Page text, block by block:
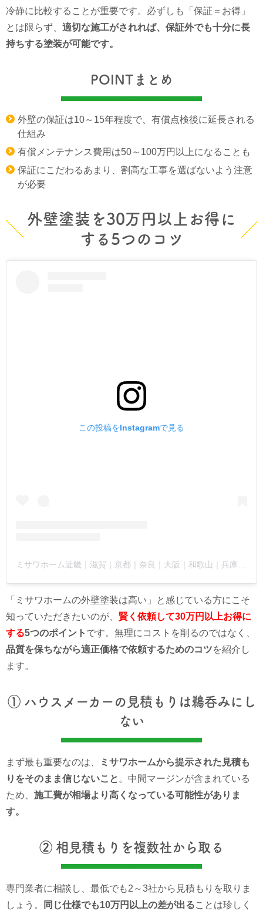
冷静に比較することが重要です。必ずしも「保証＝お得」
とは限らず、 適切な施工がされれば、保証外でも十分に長
持ちする塗装が可能です。
POINTまとめ
外壁の保証は10～15年程度で、有償点検後に延長される
仕組み
有償メンテナンス費用は50～100万円以上になることも
保証にこだわるあまり、割高な工事を選ばないよう注意
が必要
外壁塗装を30万円以上お得に
する5つのコツ
この投稿をInstagramで見る
ミサワホーム近畿｜滋賀｜京都｜奈良｜大阪｜和歌山｜兵庫(@misawa_home_kinki)がシェアした投稿
「ミサワホームの外壁塗装は高い」と感じている方にこそ
知っていただきたいのが、 賢く依頼して30万円以上お得に
する5つのポイント です。無理にコストを削るのではなく、
品質を保ちながら適正価格で依頼するためのコツを紹介し
ます。
① ハウスメーカーの見積もりは鵜呑みにし
ない
まず最も重要なのは、
ミサワホームから提示された見積も
りをそのまま信じないこと 。中間マージンが含まれている
ため、 施工費が相場より高くなっている可能性がありま
す。
② 相見積もりを複数社から取る
専門業者に相談し、最低でも2～3社から見積もりを取りま
しょう。
同じ仕様でも10万円以上の差が出ることは珍しく